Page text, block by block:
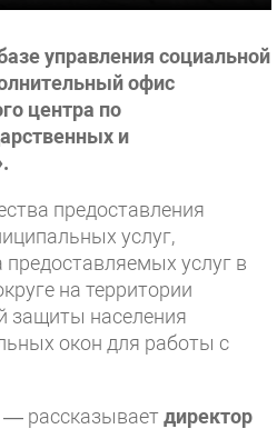
управления социальной
офис
центра по
и
предоставления
услуг,
предоставляемых услуг в
на территории
защиты населения
окон для работы с
— рассказываетдиректор